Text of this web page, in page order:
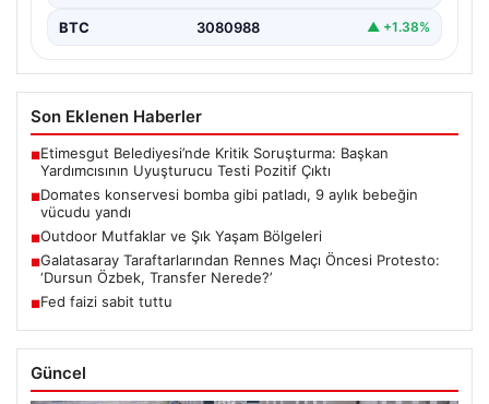
BTC 3080988 ▲ +1.38%
Son Eklenen Haberler
■Etimesgut Belediyesi’nde Kritik Soruşturma: Başkan
Yardımcısının Uyuşturucu Testi Pozitif Çıktı
■Domates konservesi bomba gibi patladı, 9 aylık bebeğin
vücudu yandı
■Outdoor Mutfaklar ve Şık Yaşam Bölgeleri
■Galatasaray Taraftarlarından Rennes Maçı Öncesi Protesto:
‘Dursun Özbek, Transfer Nerede?’
■Fed faizi sabit tuttu
Güncel